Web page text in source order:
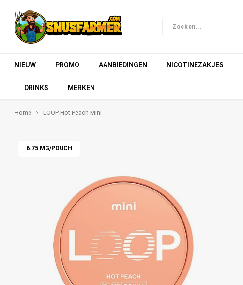
NIEUW PROMO AANBIEDINGEN NICOTINEZAKJES
DRINKS MERKEN
Home LOOP Hot Peach Mini
6.75 MG/POUCH